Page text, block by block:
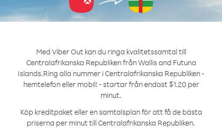
Med Viber Out kan du ringa kvalitetssamtal till
Centralafrikanska Republiken från Wallis and Futuna
Islands.Ring alla nummer i Centralafrikanska Republiken -
hemtelefon eller mobil! - startar från endast $1.20 per
minut.
Köp kreditpaket eller en samtalsplan för att få de bästa
priserna per minut till Centralafrikanska Republiken.